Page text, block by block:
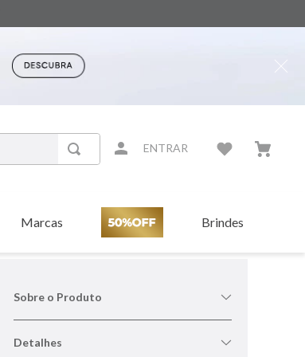
ENTRAR
Marcas Brindes
Sobre o Produto
Detalhes